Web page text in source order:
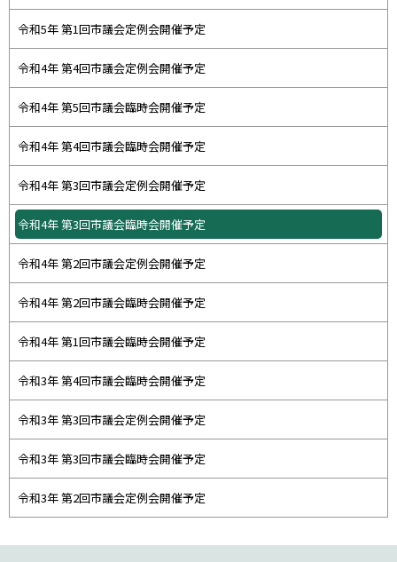
令和5年 第1回市議会定例会開催予定
令和4年 第4回市議会定例会開催予定
令和4年 第5回市議会臨時会開催予定
令和4年 第4回市議会臨時会開催予定
令和4年 第3回市議会定例会開催予定
令和4年 第3回市議会臨時会開催予定
令和4年 第2回市議会定例会開催予定
令和4年 第2回市議会臨時会開催予定
令和4年 第1回市議会臨時会開催予定
令和3年 第4回市議会臨時会開催予定
令和3年 第3回市議会定例会開催予定
令和3年 第3回市議会臨時会開催予定
令和3年 第2回市議会定例会開催予定